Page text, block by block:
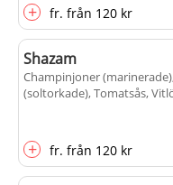
+ fr. från 120 kr
Shazam
Champinjoner
(soltorkade), Tomatsås,
+ fr. från 120 kr